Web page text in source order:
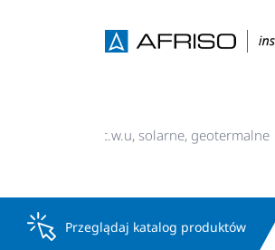
Instalacje c.o., c.w.u, solarne, geotermalne
Przeglądaj katalog produktów